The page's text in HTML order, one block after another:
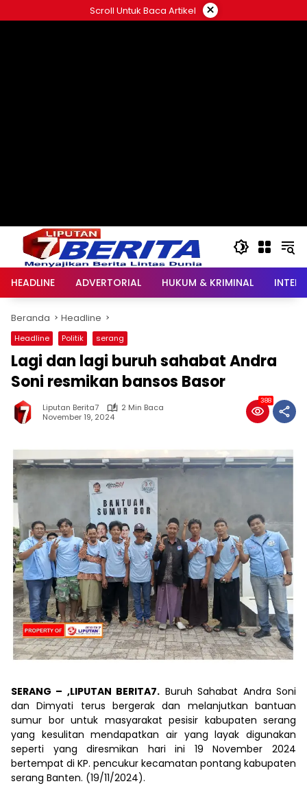
ke
Scroll Untuk Baca Artikel ×
HEADLINE ADVERTORIAL HUKUM & KRIMINAL
Beranda Headline
Headline Politik serang
Lagi dan lagi buruh sahabat Andra
Soni resmikan bansos Basor
Liputan Berita7
2 Min Baca
November 19, 2024
388
SERANG – ,LIPUTAN BERITA7. Buruh Sahabat Andra Soni
dan Dimyati terus bergerak dan melanjutkan bantuan
sumur bor untuk masyarakat pesisir kabupaten serang
yang kesulitan mendapatkan air yang layak digunakan
seperti yang diresmikan hari ini 19 November 2024
bertempat di KP. pencukur kecamatan pontang kabupaten
serang Banten. (19/11/2024).